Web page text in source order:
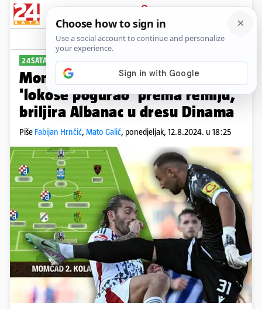
PRIJAVA
Sport Komentari
24SATA BIRAJU PLUS+
Momčad kola HNL-a: Šubarić je
'lokose pogurao' prema remiju,
briljira Albanac u dresu Dinama
Piše Fabijan Hrnčić, Mato Galić, ponedjeljak, 12.8.2024. u 18:25